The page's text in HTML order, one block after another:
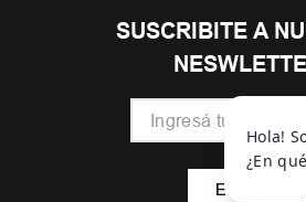
SUSCRIBITE A
ENVIAR